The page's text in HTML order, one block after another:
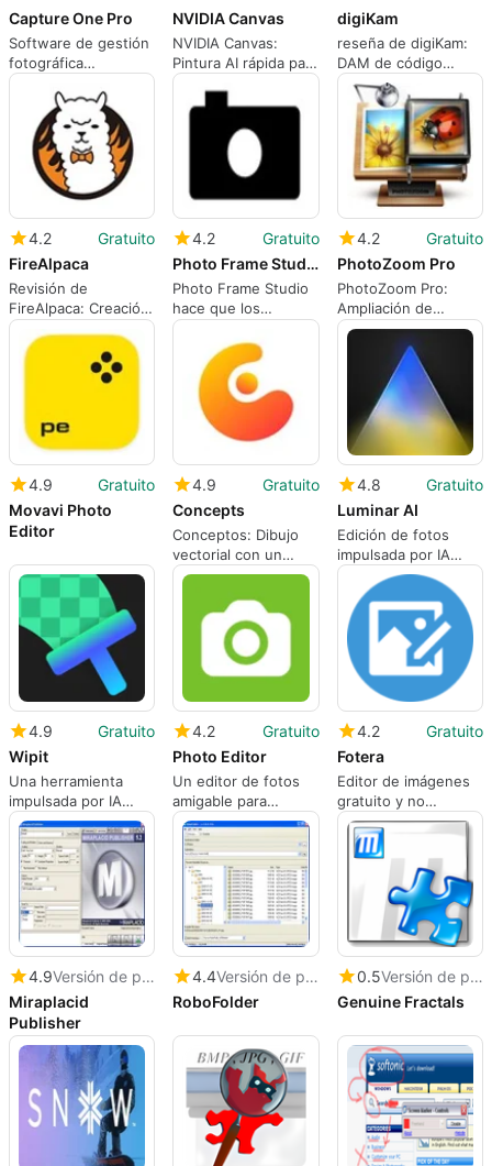
Capture One Pro
Software de gestión
fotográfica
profesional
NVIDIA Canvas
NVIDIA Canvas:
Pintura AI rápida para
la conceptualización
rápida de paisajes
digiKam
reseña de digiKam:
DAM de código
abierto diseñado
para grandes
bibliotecas de fotos
4.2
Gratuito
FireAlpaca
Revisión de
FireAlpaca: Creación
de pintura y cómics
ligera para Windows
4.2
Gratuito
Photo Frame Studio
Photo Frame Studio
hace que los
proyectos
fotográficos
decorativos sean
rápidos y accesibles
4.2
Gratuito
PhotoZoom Pro
PhotoZoom Pro:
Ampliación de
imágenes enfocadas
para impresión de
alta resolución
4.9
Gratuito
Movavi Photo
Editor
4.9
Gratuito
Concepts
Conceptos: Dibujo
vectorial con un
lienzo infinito para
4.8
Gratuito
Luminar AI
Edición de fotos
impulsada por IA
centrada en
resultados de
imagen rápidos y
pulidos
4.9
Gratuito
Wipit
Una herramienta
impulsada por IA
para eliminar
distracciones
4.2
Gratuito
Photo Editor
Un editor de fotos
amigable para
principiantes
4.2
Gratuito
Fotera
Editor de imágenes
gratuito y no
destructivo
4.9
Versión de prueba
Miraplacid
Publisher
4.4
Versión de prueba
RoboFolder
0.5
Versión de prueba
Genuine Fractals